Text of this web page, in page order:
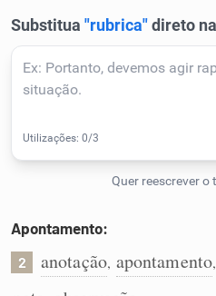
Corrigir Texto
Detector de IA
Humanizador de IA
Cata-letras
Conexões
Apontamento:
2 anotação, apontamento,